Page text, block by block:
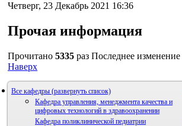
Четверг, 23 Декабрь 2021 16:36
Прочая информация
Прочитано 5335 раз Последнее
Наверх
Все кафедры
Кафедра управления, менеджмента качества и
цифровых технологий в здравоохранении
Кафедра поликлинической педиатрии